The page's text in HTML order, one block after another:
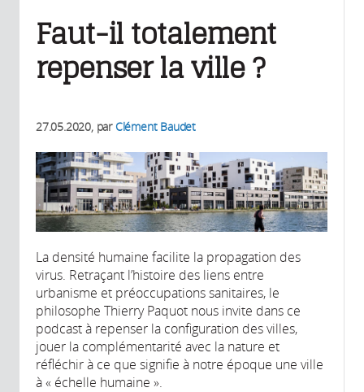
Faut-il totalement
repenser la ville ?
27.05.2020, parClément Baudet
La densité humaine facilite la propagation des
virus. Retraçant l’histoire des liens entre
urbanisme et préoccupations sanitaires, le
philosophe Thierry Paquot nous invite dans ce
podcast à repenser la configuration des villes,
jouer la complémentarité avec la nature et
réfléchir à ce que signifie à notre époque une ville
à « échelle humaine ».